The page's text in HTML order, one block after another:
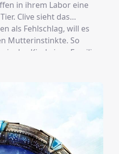
in ihrem Labor eine
Clive sieht das
als Fehlschlag, will es
Mutterinstinkte. So
das Kind einer Familie